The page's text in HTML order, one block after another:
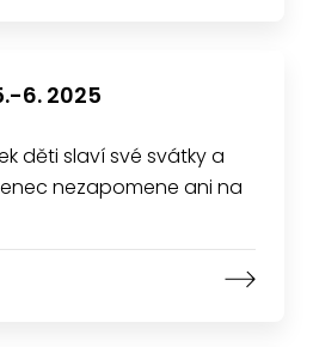
6. 2025
děti slaví své svátky a
nezapomene ani na